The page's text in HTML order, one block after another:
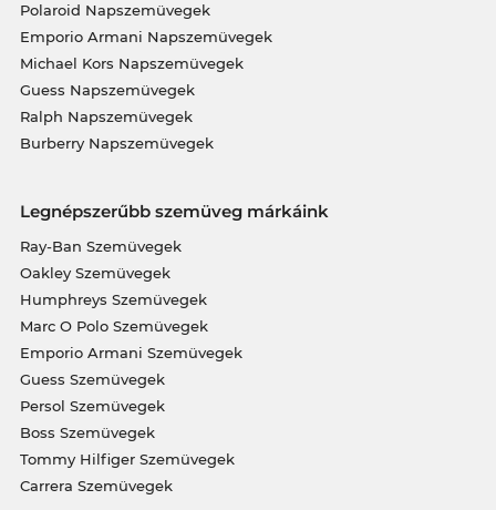
Polaroid Napszemüvegek
Emporio Armani Napszemüvegek
Michael Kors Napszemüvegek
Guess Napszemüvegek
Ralph Napszemüvegek
Burberry Napszemüvegek
Legnépszerűbb szemüveg márkáink
Ray-Ban Szemüvegek
Oakley Szemüvegek
Humphreys Szemüvegek
Marc O Polo Szemüvegek
Emporio Armani Szemüvegek
Guess Szemüvegek
Persol Szemüvegek
Boss Szemüvegek
Tommy Hilfiger Szemüvegek
Carrera Szemüvegek